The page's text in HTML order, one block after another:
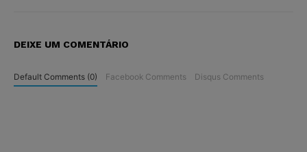
DEIXE UM COMENTÁRIO
Default Comments (0) Facebook Comments Disqus Comments